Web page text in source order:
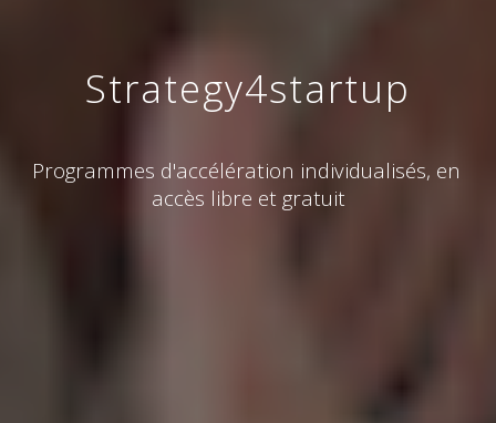
Strategy4startup
accès libre et gratuit